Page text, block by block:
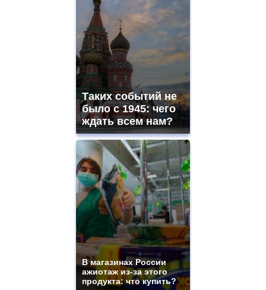
Таких событий не
было с 1945: чего
ждать всем нам?
В магазинах России
ажиотаж из-за этого
продукта: что купить?